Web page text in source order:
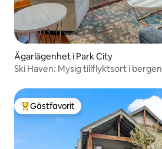
Ägarlägenhet i Park City
Ski Haven: Mysig tillflyktsort i bergen
Populär gästfavorit
Gästfavorit